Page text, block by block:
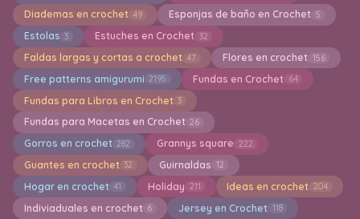
Diademas en crochet 49 Esponjas de baño en Crochet 5
Estolas 3 Estuches en Crochet 32
Faldas largas y cortas a crochet 47 Flores en crochet 156
Free patterns amigurumi 2195 Fundas en Crochet 64
Fundas para Libros en Crochet 3
Fundas para Macetas en Crochet 26
Gorros en crochet 282 Grannys square 222
Guantes en crochet 32 Guirnaldas 12
Hogar en crochet 41 Holiday 211 Ideas en crochet 204
Indiviaduales en crochet 6 Jersey en Crochet 118